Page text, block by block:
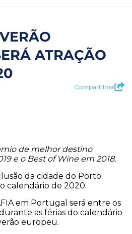
ATRAÇÃO
Compartilhar
de melhor destino
e o Best of Wine em 2018.
da cidade do Porto
calendário de 2020.
em Portugal será entre os
as férias do calendário
europeu.